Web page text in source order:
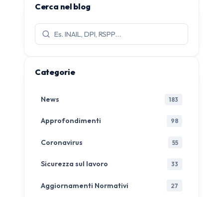
Cerca nel blog
Cerca
articoli:
Categorie
News 183
Approfondimenti 98
Coronavirus 55
Sicurezza sul lavoro 33
Aggiornamenti Normativi 27